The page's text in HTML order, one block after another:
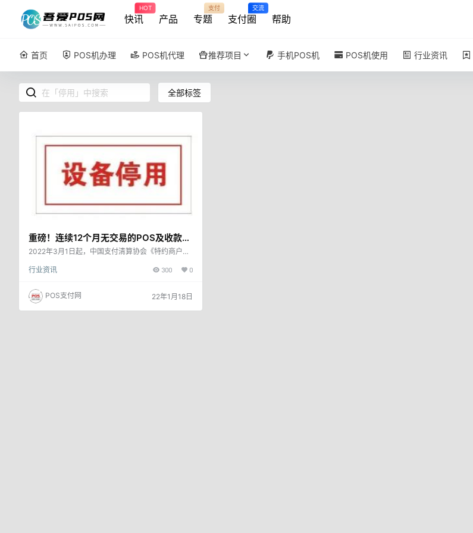
快讯
HOT
产品 专题
支付
支付圈
交流
帮助
首页 POS机办理 POS机代理 推荐项目 手机POS机 POS机使用 行业资讯
全部标签
重磅！连续12个月无交易的POS及收款码
将停用！
2022年3月1日起，中国支付清算协会《特约商户巡
明确了巡检流程、巡检方式、巡检内容、支付受理终
容，收单机构应根据该指引开展特约商户巡检工作，
同时明确收款条码位置管理及无交易POS机具及收
款码自律管理措施。 中国支付清算协会发布《指
行业资讯 300 0
POS支付网 22年1月18日